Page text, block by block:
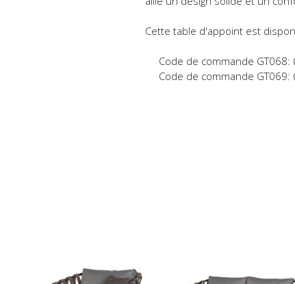
Cette table d'appoint est
Code de commande
Code de commande